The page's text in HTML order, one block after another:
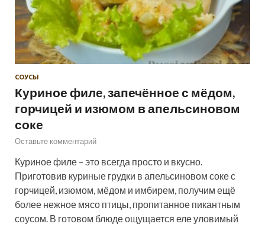
СОУСЫ
Куриное филе, запечённое с мёдом,
горчицей и изюмом в апельсиновом
соке
Оставьте комментарий
Куриное филе – это всегда просто и вкусно.
Приготовив куриные грудки в апельсиновом соке с
горчицей, изюмом, мёдом и имбирем, получим ещё
более нежное мясо птицы, пропитанное пикантным
соусом. В готовом блюде ощущается еле уловимый